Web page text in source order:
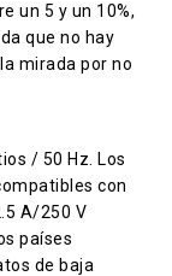
un 5 y un 10%,
que no hay
mirada por no
/ 50 Hz. Los
con
A/250 V
países
de baja